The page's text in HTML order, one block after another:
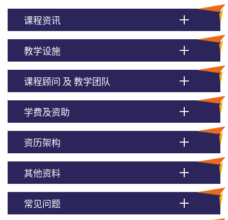
课程资讯
教学设施
课程顾问 及 教学团队
学费及资助
资历架构
其他资料
常见问题